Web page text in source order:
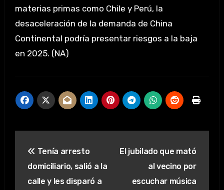
materias primas como Chile y Perú, la
desaceleración de la demanda de China
Continental podría presentar riesgos a la baja
en 2025. (NA)
de
entradas
Tenía arresto
domiciliario, salió a la
calle y les disparó a
El jubilado que mató
al vecino por
escuchar música